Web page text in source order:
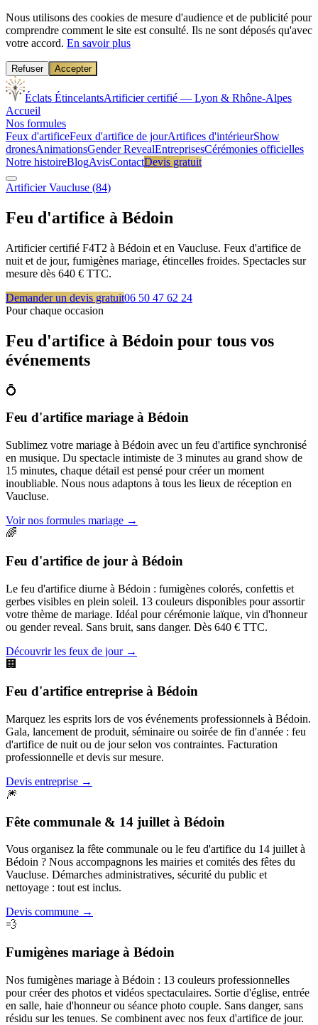
Nous utilisons des cookies de mesure d'audience et de publicité pour
comprendre comment le site est consulté. Ils ne sont déposés qu'avec
votre accord. En savoir plus
Refuser Accepter
Éclats ÉtincelantsArtificier certifié — Lyon & Rhône-Alpes
Accueil
Nos formules
Feux d'artificeFeux d'artifice de jourArtifices d'intérieurShow
dronesAnimationsGender RevealEntreprisesCérémonies officielles
Notre histoireBlogAvisContactDevis gratuit
ArtificierVaucluse (84)
Feu d'artifice à Bédoin
Artificier certifié F4T2 à Bédoin et en Vaucluse. Feux d'artifice de
nuit et de jour, fumigènes mariage, étincelles froides. Spectacles sur
mesure dès 640 € TTC.
Demander un devis gratuit06 50 47 62 24
Pour chaque occasion
Feu d'artifice à Bédoin pour tous vos
événements
💍
Feu d'artifice mariage à Bédoin
Sublimez votre mariage à Bédoin avec un feu d'artifice synchronisé
en musique. Du spectacle intimiste de 3 minutes au grand show de
15 minutes, chaque détail est pensé pour créer un moment
inoubliable. Nous nous adaptons à tous les lieux de réception en
Vaucluse.
Voir nos formules mariage →
🌈
Feu d'artifice de jour à Bédoin
Le feu d'artifice diurne à Bédoin : fumigènes colorés, confettis et
gerbes visibles en plein soleil. 13 couleurs disponibles pour assortir
votre thème de mariage. Idéal pour cérémonie laïque, vin d'honneur
ou gender reveal. Sans bruit, sans danger. Dès 640 € TTC.
Découvrir les feux de jour→
🏢
Feu d'artifice entreprise à Bédoin
Marquez les esprits lors de vos événements professionnels à Bédoin.
Gala, lancement de produit, séminaire ou soirée de fin d'année : feu
d'artifice de nuit ou de jour selon vos contraintes. Facturation
professionnelle et devis sur mesure.
Devis entreprise →
🎆
Fête communale & 14 juillet à Bédoin
Vous organisez la fête communale ou le feu d'artifice du 14 juillet à
Bédoin ? Nous accompagnons les mairies et comités des fêtes du
Vaucluse. Démarches administratives, sécurité du public et
nettoyage : tout est inclus.
Devis commune →
💨
Fumigènes mariage à Bédoin
Nos fumigènes mariage à Bédoin : 13 couleurs professionnelles
pour créer des photos et vidéos spectaculaires. Sortie d'église, entrée
en salle, haie d'honneur ou séance photo couple. Sans danger, sans
résidu sur les tenues. Se combinent avec nos feux d'artifice de jour.